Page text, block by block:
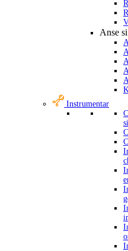
Anse
Instrumentar